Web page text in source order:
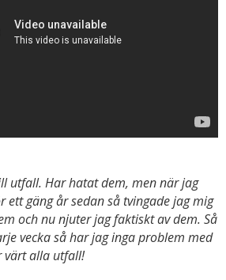
utfall. Har hatat dem, men när jag
ett gäng år sedan så tvingade jag mig
och nu njuter jag faktiskt av dem. Så
vecka så har jag inga problem med
värt alla utfall!